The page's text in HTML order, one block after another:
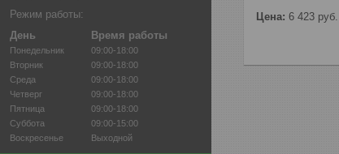
Режим работы:
День
Время работы
Понедельник
09:00-18:00
Вторник
09:00-18:00
Среда
09:00-18:00
Четверг
09:00-18:00
Пятница
09:00-18:00
Суббота
09:00-15:00
Воскресенье
Выходной
Цена: 6 423 руб.